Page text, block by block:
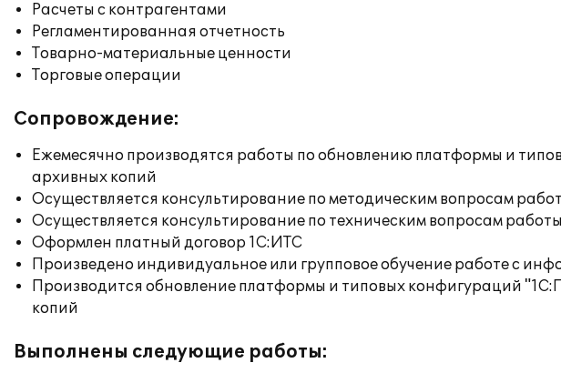
Расчеты с контрагентами
Регламентированная отчетность
Товарно-материальные ценности
Торговые операции
Сопровождение:
Ежемесячно производятся работы по обновлению платформы и
архивных копий
Осуществляется консультирование по методическим вопросам
Осуществляется консультирование по техническим вопросам
Оформлен платный договор 1С:ИТС
Произведено индивидуальное или групповое обучение работе с
Производится обновление платформы и типовых конфигураций
копий
Выполнены следующие работы: